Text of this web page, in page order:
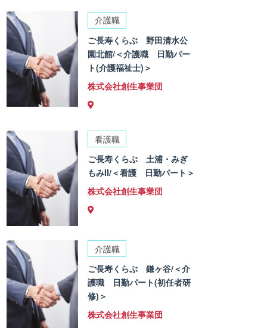
介護職
ご長寿くらぶ 野田清水公
園北館/＜介護職 日勤パー
ト(介護福祉士)＞
株式会社創生事業団
看護職
ご長寿くらぶ 土浦・みぎ
もみII/＜看護 日勤パート＞
株式会社創生事業団
介護職
ご長寿くらぶ 鎌ヶ谷/＜介
護職 日勤パート(初任者研
修)＞
株式会社創生事業団